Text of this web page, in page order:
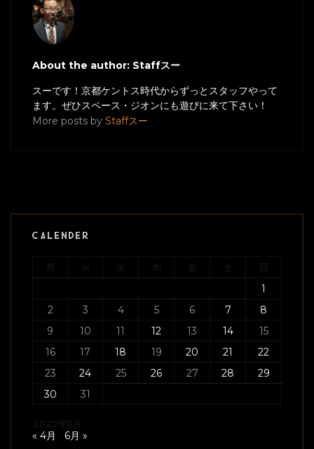
About the author: Staffスー
スーです！京都ケントス時代からずっとスタッフやって
ます。ぜひスペース・ジオンにも遊びに来て下さい！
More posts by Staffスー
CALENDER
1
2
3 4 5 6 7
8
9
10 11 12 13 14
15
16
17 18 19 20 21
22
23
24 25 26 27 28
29
30
31
« 4月 6月 »